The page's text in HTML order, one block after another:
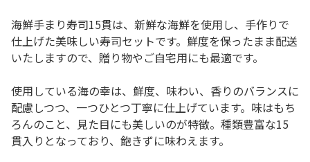
海鮮手まり寿司15貫は、新鮮な海鮮を使用し、手作りで
仕上げた美味しい寿司セットです。鮮度を保ったまま配送
いたしますので、贈り物やご自宅用にも最適です。
使用している海の幸は、鮮度、味わい、香りのバランスに
配慮しつつ、一つひとつ丁寧に仕上げています。味はもち
ろんのこと、見た目にも美しいのが特徴。種類豊富な15
貫入りとなっており、飽きずに味わえます。